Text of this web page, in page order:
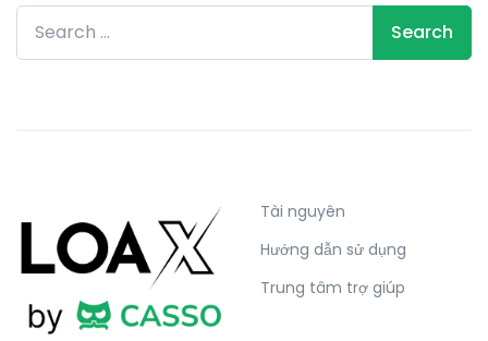
Search for:
Tài nguyên
Hướng dẫn sử dụng
Trung tâm trợ giúp